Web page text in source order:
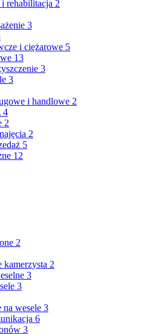
rehabilitacja 2
3
i ciężarowe 5
13
3
3
i handlowe 2
4
2
2
5
12
2
kamerzysta 2
3
3
na wesele 3
6
3